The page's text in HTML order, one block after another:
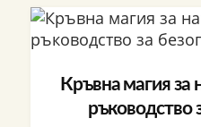
Кръвна магия
ръководство